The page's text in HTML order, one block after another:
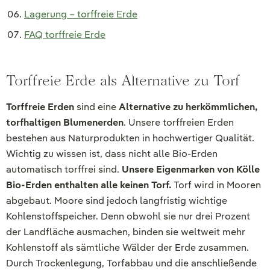
Lagerung – torffreie Erde
FAQ torffreie Erde
Torffreie Erde als Alternative zu Torf
Torffreie Erdensind eineAlternative zu herkömmlichen,
torfhaltigen Blumenerden. Unsere torffreien Erden
bestehen aus Naturprodukten in hochwertiger Qualität.
Wichtig zu wissen ist, dass nicht alle Bio-Erden
automatisch torffrei sind. Unsere Eigenmarken von Kölle
Bio-Erden enthalten alle keinen Torf.Torf wird in Mooren
abgebaut. Moore sind jedoch langfristig wichtige
Kohlenstoffspeicher. Denn obwohl sie nur drei Prozent
der Landfläche ausmachen, binden sie weltweit mehr
Kohlenstoff als sämtliche Wälder der Erde zusammen.
Durch Trockenlegung, Torfabbau und die anschließende